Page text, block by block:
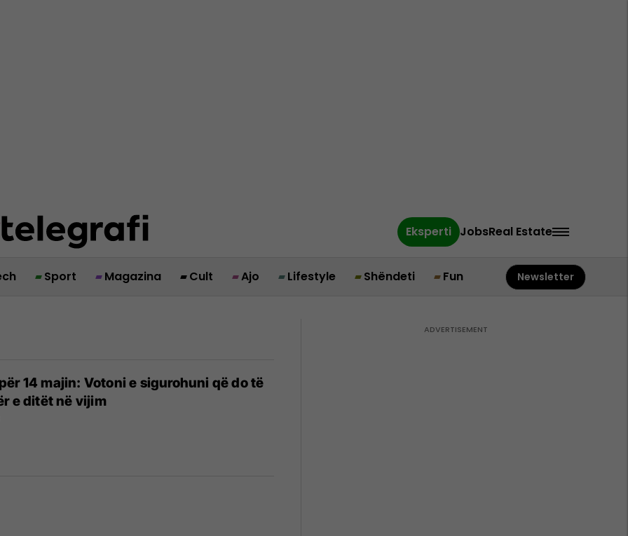
Eksperti JobsReal Estate
Sport Magazina Cult Ajo Lifestyle Shëndeti Fun Newsletter
14 majin: Votoni e sigurohuni që do të
e ditët në vijim